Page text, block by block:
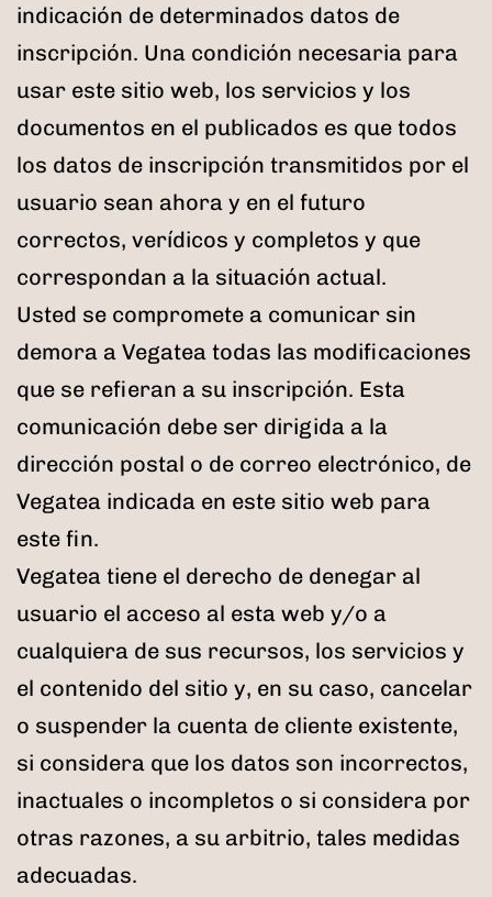
indicación de determinados datos de
inscripción. Una condición necesaria para
usar este sitio web, los servicios y los
documentos en el publicados es que todos
los datos de inscripción transmitidos por el
usuario sean ahora y en el futuro
correctos, verídicos y completos y que
correspondan a la situación actual.
Usted se compromete a comunicar sin
demora a Vegatea todas las modificaciones
que se refieran a su inscripción. Esta
comunicación debe ser dirigida a la
dirección postal o de correo electrónico, de
Vegatea indicada en este sitio web para
este fin.
Vegatea tiene el derecho de denegar al
usuario el acceso al esta web y/o a
cualquiera de sus recursos, los servicios y
el contenido del sitio y, en su caso, cancelar
o suspender la cuenta de cliente existente,
si considera que los datos son incorrectos,
inactuales o incompletos o si considera por
otras razones, a su arbitrio, tales medidas
adecuadas.